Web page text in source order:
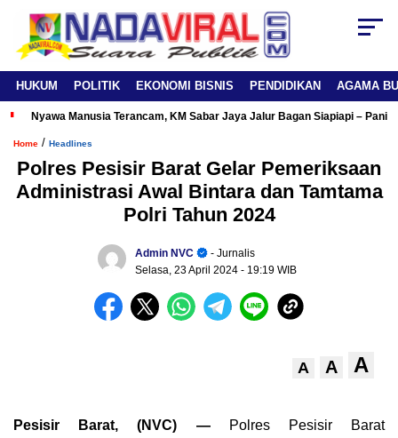
HUKUM POLITIK EKONOMI BISNIS PENDIDIKAN AGAMA
Nyawa Manusia Terancam, KM Sabar Jaya Jalur Bagan Siapiapi –
Home / Headlines
Polres Pesisir Barat Gelar Pemeriksaan
Administrasi Awal Bintara dan Tamtama
Polri Tahun 2024
Admin NVC
- Jurnalis
Selasa, 23 April 2024 - 19:19 WIB
A A A
Pesisir Barat, (NVC) —Polres Pesisir Barat